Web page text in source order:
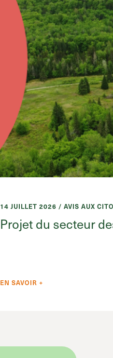
14 JUILLET 2026 / AVIS AUX
Projet du secteur
EN SAVOIR +